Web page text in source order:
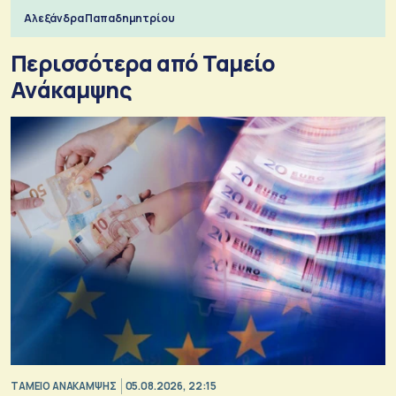
Αλεξάνδρα Παπαδημητρίου
Περισσότερα από Ταμείο
Ανάκαμψης
ΤΑΜΕΙΟ ΑΝΑΚΑΜΨΗΣ 05.08.2026, 22:15